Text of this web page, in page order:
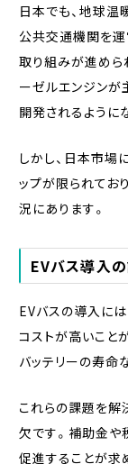
日本でも、地球温
公共交通機関を
取り組みが進めら
ーゼルエンジンが
開発されるように
しかし、日本市場
ップが限られてお
況にあります。
EVバス導入
EVバスの導入に
コストが高いこと
バッテリーの寿命
これらの課題を解
欠です。補助金や
促進することが求